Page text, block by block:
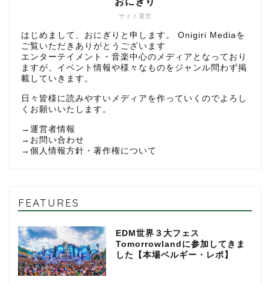
サイト運営
はじめまして、おにぎりと申します。 Onigiri Mediaを
ご覧いただきありがとうございます
エンターテイメント・音楽中心のメディアとなっており
ますが、イベント情報や様々なものをジャンル問わず掲
載していきます。
日々皆様に読みやすいメディアを作っていくのでよろし
くお願いいたします。
→ 運営者情報
→ お問い合わせ
→ 個人情報方針・著作権について
FEATURES
EDM世界３大フェス
Tomorrowlandに参加してきま
した【本場ベルギー・レポ】